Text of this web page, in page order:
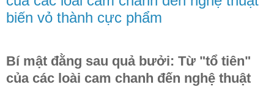
biến vỏ thành cực phẩm
Bí mật đằng sau quả bưởi: Từ "tổ tiên"
của các loài cam chanh đến nghệ thuật